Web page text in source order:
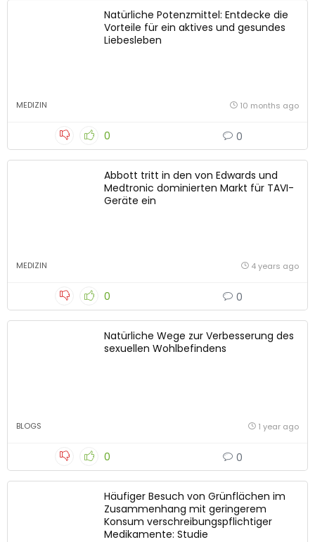
Natürliche Potenzmittel: Entdecke die
Vorteile für ein aktives und gesundes
Liebesleben
MEDIZIN 10 months ago
0 0
Abbott tritt in den von Edwards und
Medtronic dominierten Markt für TAVI-
Geräte ein
MEDIZIN 4 years ago
0 0
Natürliche Wege zur Verbesserung des
sexuellen Wohlbefindens
BLOGS 1 year ago
0 0
Häufiger Besuch von Grünflächen im
Zusammenhang mit geringerem
Konsum verschreibungspflichtiger
Medikamente: Studie